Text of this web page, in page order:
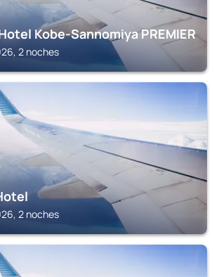
Kobe-Sannomiya PREMIER
2 noches
2 noches